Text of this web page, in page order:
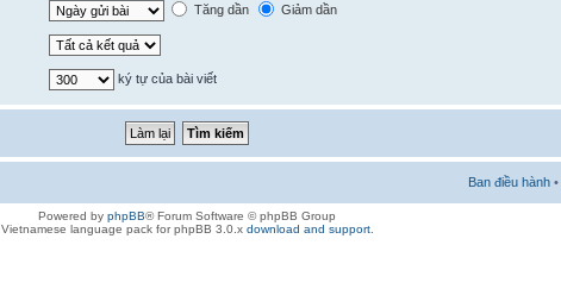
Tăng dần Giảm dần
ký tự của bài viết
Ban điều hành •
Powered by phpBB® Forum Software © phpBB Group
Vietnamese language pack for phpBB 3.0.x download and support.